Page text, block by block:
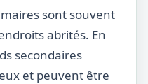
sont souvent
abrités. En
secondaires
et peuvent être